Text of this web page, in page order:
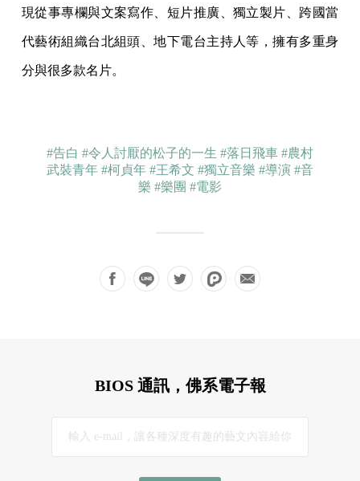
現從事專欄與文案寫作、短片推廣、獨立製片、跨國當
代藝術組織台北組頭、地下電台主持人等，擁有多重身
分與很多款名片。
#告白 #令人討厭的松子的一生 #落日飛車 #農村
武裝青年 #柯貞年 #王希文 #獨立音樂 #導演 #音
樂 #樂團 #電影
BIOS 通訊，佛系電子報